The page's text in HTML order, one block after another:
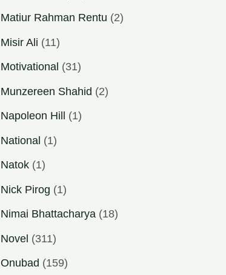
Matiur Rahman Rentu (2)
Misir Ali (11)
Motivational (31)
Munzereen Shahid (2)
Napoleon Hill (1)
National (1)
Natok (1)
Nick Pirog (1)
Nimai Bhattacharya (18)
Novel (311)
Onubad (159)